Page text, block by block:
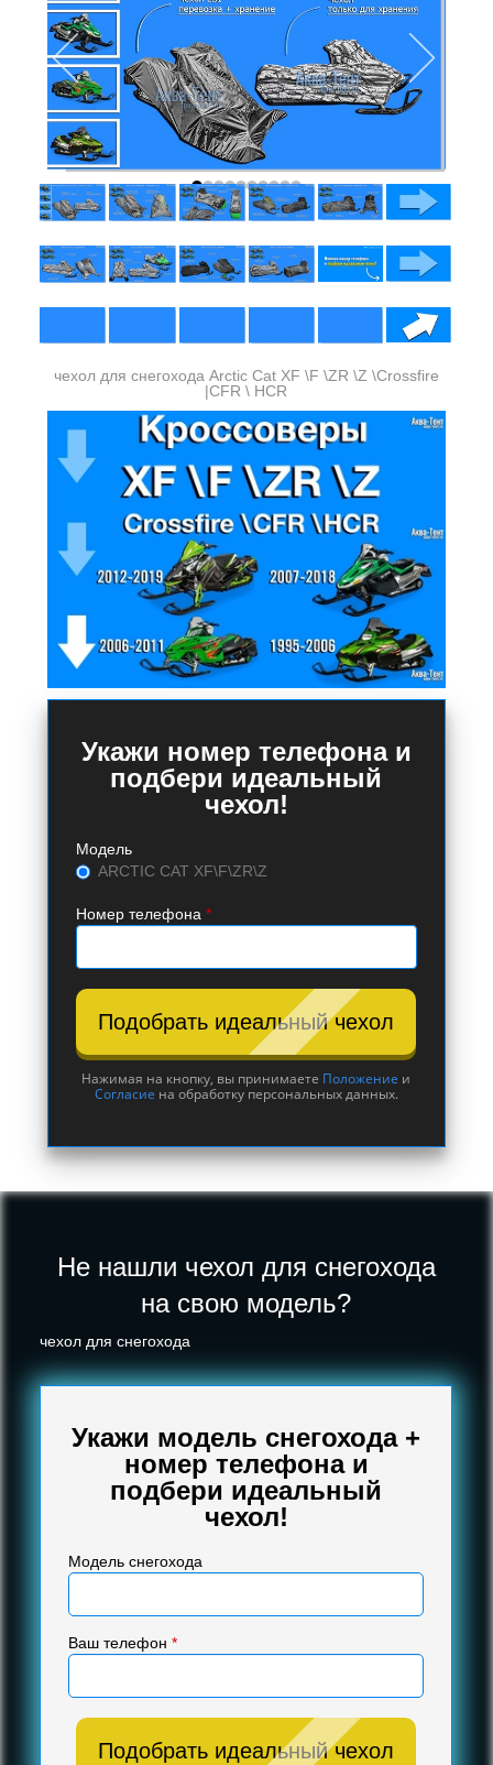
чехол для снегохода Arctic Cat XF \F \ZR \Z \Crossfire
|CFR \ HCR
Укажи номер телефона и
подбери идеальный
чехол!
Модель
ARCTIC CAT XF\F\ZR\Z
Номер телефона *
Подобрать идеальный чехол
Нажимая на кнопку, вы принимаете Положение и
Согласие на обработку персональных данных.
Не нашли чехол для снегохода
на свою модель?
чехол для снегохода
Укажи модель снегохода +
номер телефона и
подбери идеальный
чехол!
Модель снегохода
Ваш телефон *
Подобрать идеальный чехол